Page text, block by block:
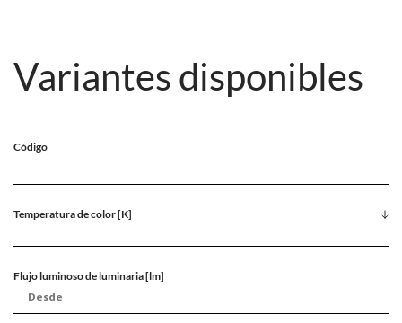
Variantes disponibles
Código
Temperatura de color [K]
Flujo luminoso de luminaria [lm]